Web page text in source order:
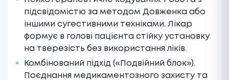
підсвідомістю за методом Довженка або
іншими сугестивними техніками. Лікар
формує в голові пацієнта стійку установку
на тверезість без використання ліків.
Комбінований підхід («Подвійний блок»).
Поєднання медикаментозного захисту та